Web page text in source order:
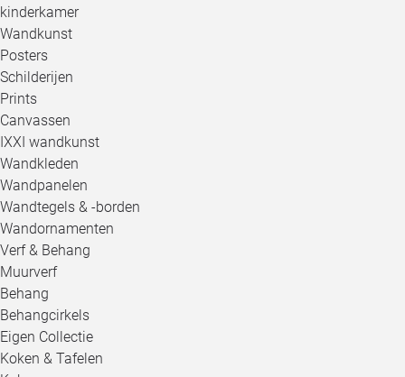
kinderkamer
Wandkunst
Posters
Schilderijen
Prints
Canvassen
IXXI wandkunst
Wandkleden
Wandpanelen
Wandtegels & -borden
Wandornamenten
Verf & Behang
Muurverf
Behang
Behangcirkels
Eigen Collectie
Koken & Tafelen